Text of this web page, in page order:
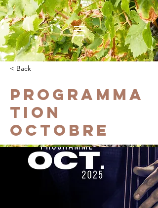
< Back
Programma
tion
Octobre